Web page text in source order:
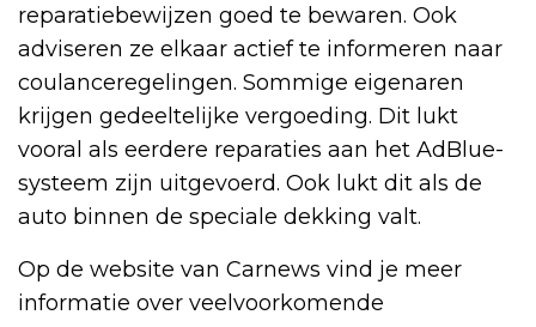
reparatiebewijzen goed te bewaren. Ook
adviseren ze elkaar actief te informeren naar
coulanceregelingen. Sommige eigenaren
krijgen gedeeltelijke vergoeding. Dit lukt
vooral als eerdere reparaties aan het AdBlue-
systeem zijn uitgevoerd. Ook lukt dit als de
auto binnen de speciale dekking valt.
Op de website van Carnews vind je meer
informatie over veelvoorkomende